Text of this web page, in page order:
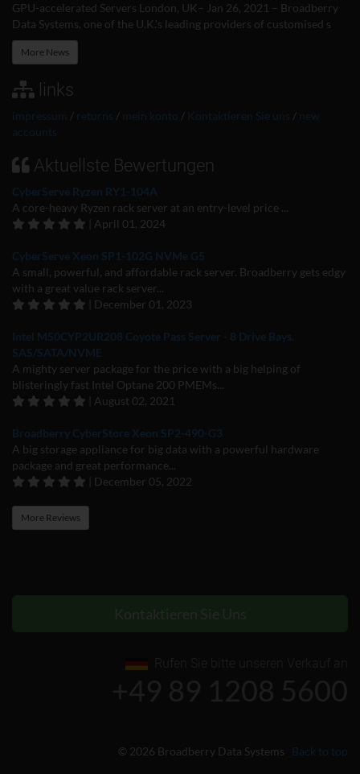
GPU-accelerated Servers London, UK– Jan 26, 2021 – Broadberry
Data Systems, one of the U.K.’s leading providers of customised s
More News
links
impressum / returns / mein konto / Kontaktieren Sie uns / new
accounts
Aktuellste Bewertungen
CyberServe Ryzen RY1-104A
A core-heavy Ryzen rack server at an entry-level price ...
| April 01, 2024
CyberServe Xeon SP1-102G NVMe G5
A small, powerful, and affordable rack server. Broadberry gets edgy
with a great value rack server...
| December 01, 2023
Intel M50CYP2UR208 Coyote Pass Server - 8 Drive Bays.
SAS/SATA/NVME
A mighty server package for the price with a big helping of
blisteringly fast Intel Optane 200 PMEMs...
| August 02, 2021
Broadberry CyberStore Xeon SP2-490-G3
A big storage appliance for big data with a powerful hardware
package and great performance...
| December 05, 2022
More Reviews
© 2026 Broadberry Data Systems Back to top